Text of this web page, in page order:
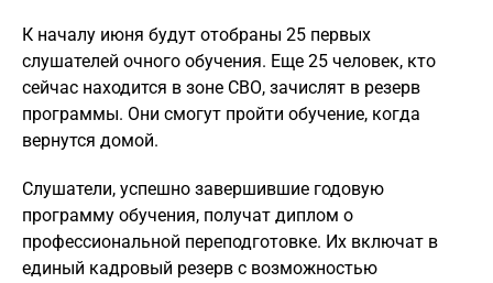
К началу июня будут отобраны 25 первых
слушателей очного обучения. Еще 25 человек, кто
сейчас находится в зоне СВО, зачислят в резерв
программы. Они смогут пройти обучение, когда
вернутся домой.
Слушатели, успешно завершившие годовую
программу обучения, получат диплом о
профессиональной переподготовке. Их включат в
единый кадровый резерв с возможностью